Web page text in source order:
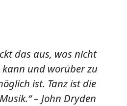
das aus, was nicht
und worüber zu
ist. Tanz ist die
– John Dryden